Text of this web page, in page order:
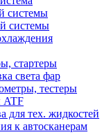
системы
системы
стартеры
света фар
тестеры
ATF
для тех. жидкостей
к автосканерам